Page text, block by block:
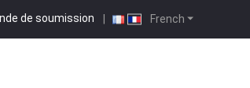
French
de soumission |